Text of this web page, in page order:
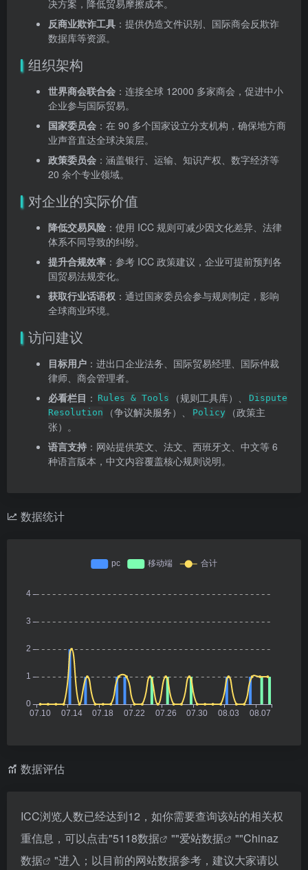
决方案，降低贸易摩擦成本。
反商业欺诈工具 ：提供伪造文件识别、国际商会反欺诈
数据库等资源。
组织架构
世界商会联合会 ：连接全球 12000 多家商会，促进中小
企业参与国际贸易。
国家委员会 ：在 90 多个国家设立分支机构，确保地方商
业声音直达全球决策层。
政策委员会 ：涵盖银行、运输、知识产权、数字经济等
20 余个专业领域。
对企业的实际价值
降低交易风险 ：使用 ICC 规则可减少因文化差异、法律
体系不同导致的纠纷。
提升合规效率 ：参考 ICC 政策建议，企业可提前预判各
国贸易法规变化。
获取行业话语权 ：通过国家委员会参与规则制定，影响
全球商业环境。
访问建议
目标用户 ：进出口企业法务、国际贸易经理、国际仲裁
律师、商会管理者。
必看栏目 ： Rules & Tools （规则工具库）、
Dispute
Resolution
（争议解决服务）、 Policy
（政策主
张）。
语言支持 ：网站提供英文、法文、西班牙文、中文等 6
种语言版本，中文内容覆盖核心规则说明。
数据统计
数据评估
ICC浏览人数已经达到12，如你需要查询该站的相关权
重信息，可以点击"5118数据 ""爱站数据 ""Chinaz
数据
"进入；以目前的网站数据参考，建议大家请以